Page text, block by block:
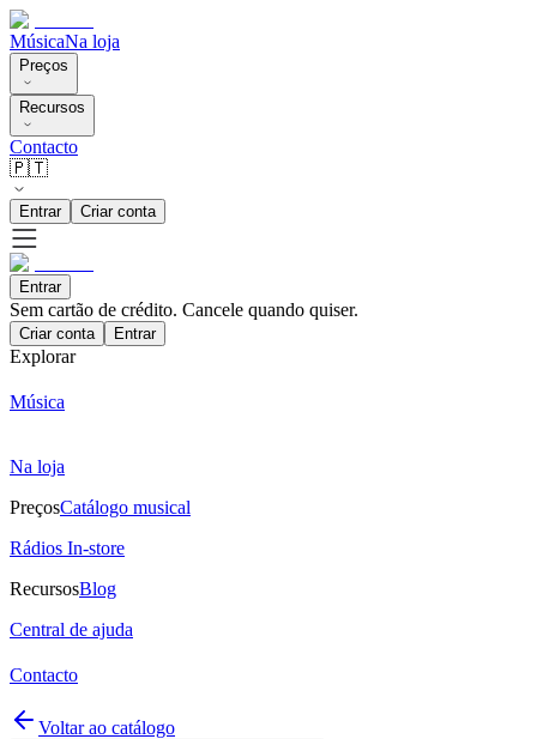
MúsicaNa loja
Preços
Recursos
Contacto
🇵🇹
Entrar Criar conta
Entrar
Sem cartão de crédito. Cancele quando quiser.
Criar conta Entrar
Explorar
Música
Na loja
PreçosCatálogo musical
Rádios In-store
RecursosBlog
Central de ajuda
Contacto
Voltar ao catálogo